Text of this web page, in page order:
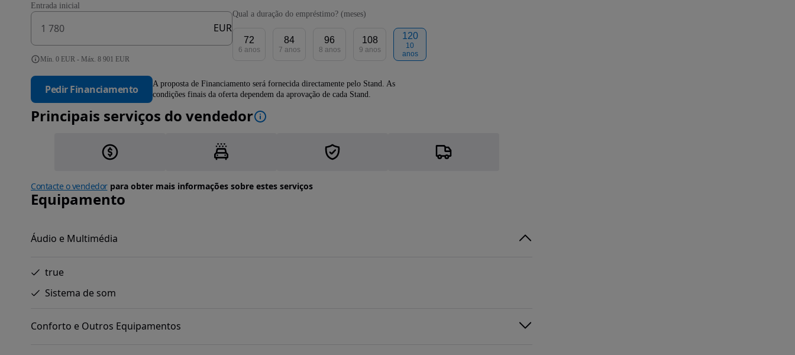
Entrada inicial
EUR
Mín. 0 EUR - Máx. 8 901 EUR
Qual a duração do empréstimo? (meses)
72
6 anos
84
7 anos
96
8 anos
108
9 anos
120
10
anos
Pedir Financiamento
A proposta de Financiamento será fornecida directamente pelo Stand. As
condições finais da oferta dependem da aprovação de cada Stand.
Principais serviços do vendedor
Contacte o vendedorpara obter mais informações sobre estes serviços
Equipamento
Áudio e Multimédia
true
Sistema de som
Conforto e Outros Equipamentos